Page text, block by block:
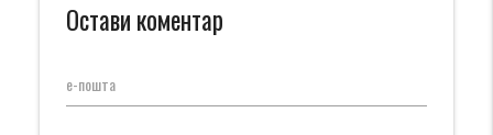
Остави коментар
е-пошта